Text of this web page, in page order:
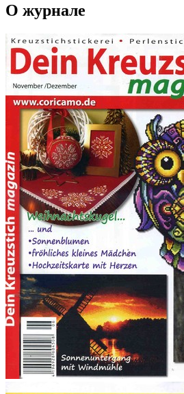
О журнале